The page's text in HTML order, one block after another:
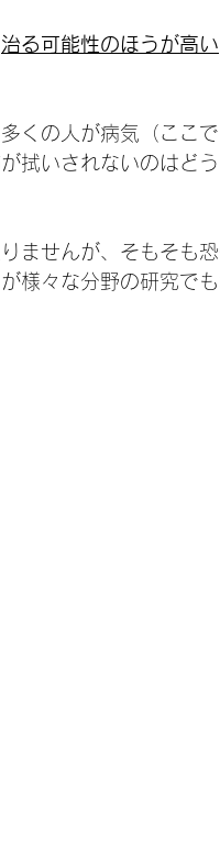
治る可能性のほうが高い
くの人が病気（ここ
拭いされないのはど
ませんが、そもそも
様々な分野の研究でも